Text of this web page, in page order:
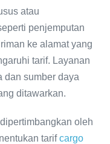
atau
penjemputan
ke alamat yang
tarif. Layanan
dan sumber daya
ditawarkan.
oleh
tarifcargo